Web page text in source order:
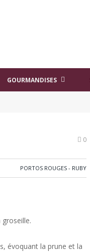
GOURMANDISES
0
PORTOS ROUGES - RUBY
évoquant la prune et la